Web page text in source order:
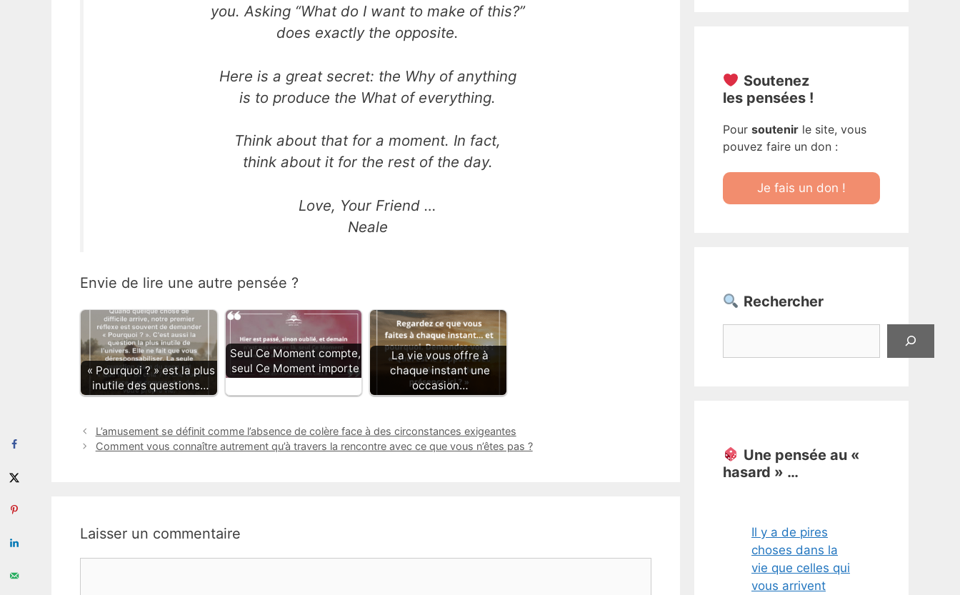
you. Asking “What do I want to make of this?”
does exactly the opposite.
Here is a great secret: the Why of anything
is to produce the What of everything.
Think about that for a moment. In fact,
think about it for the rest of the day.
Love, Your Friend …
Neale
Envie de lire une autre pensée ?
« Pourquoi ? » est la plus
inutile des questions…
Seul Ce Moment compte,
seul Ce Moment importe
La vie vous offre à
chaque instant une
occasion…
L’amusement se définit comme l’absence de colère face à des circonstances exigeantes
Comment vous connaître autrement qu’à travers la rencontre avec ce que vous n’êtes pas ?
Laisser un commentaire
Soutenez
les pensées !
Pour soutenir le site, vous
pouvez faire un don :
Je fais un don !
Rechercher
Une pensée au «
hasard » …
Il y a de pires
choses dans la
vie que celles qui
vous arrivent